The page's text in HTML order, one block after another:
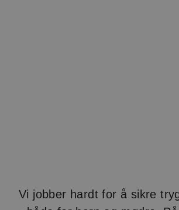
Vi jobber hardt for å sikre